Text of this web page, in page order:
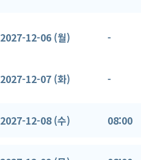
2027-12-06 (월) -
2027-12-07 (화) -
2027-12-08 (수) 08:00